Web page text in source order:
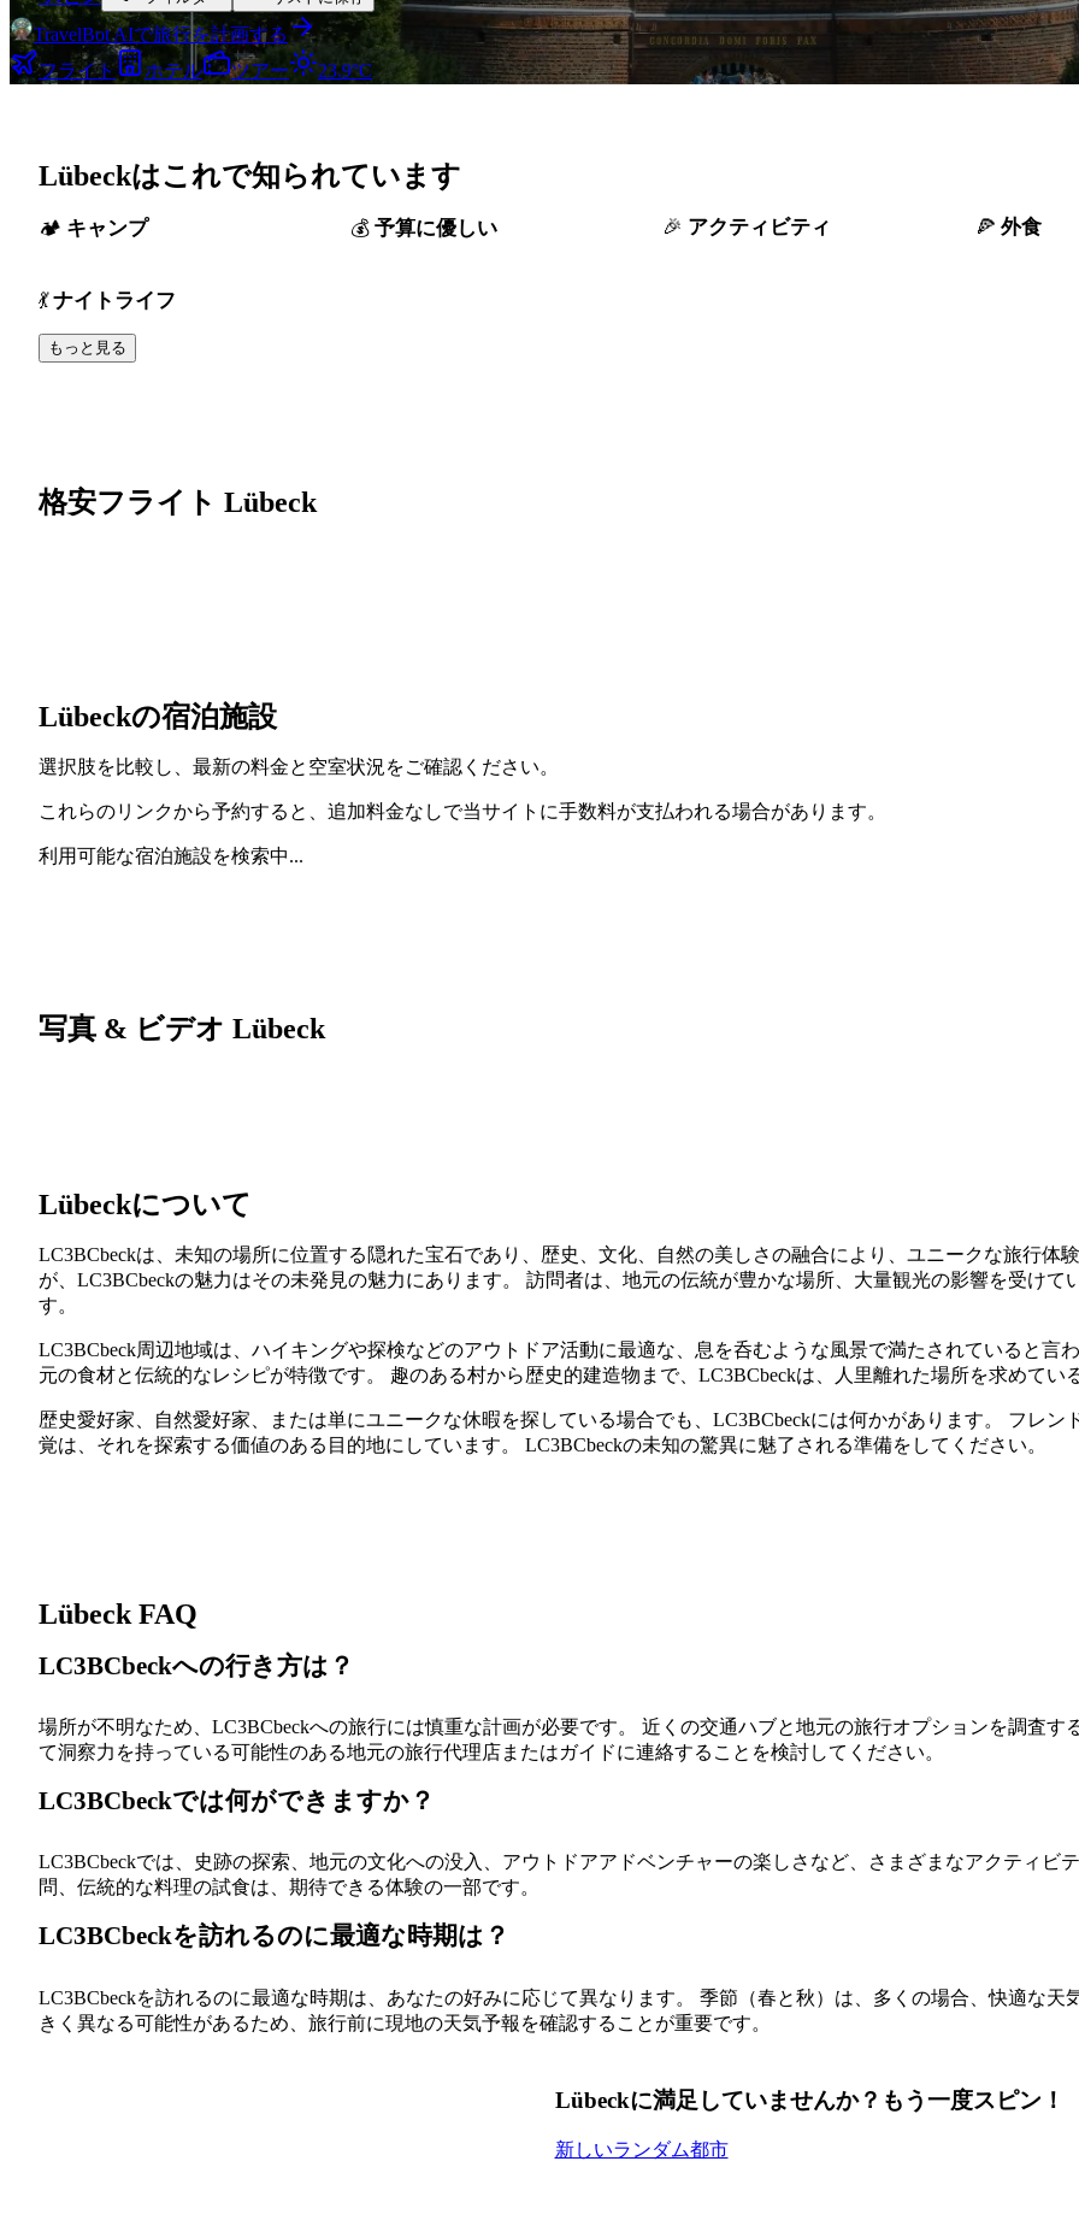
TravelBot AIで旅行を計画する
フライト
ホテル ツアー 23.9°C
Lübeckはこれで知られています
キャンプ 予算に優しい アクティビティ 外食
ナイトライフ
もっと見る
格安フライト Lübeck
Lübeckの宿泊施設
選択肢を比較し、最新の料金と空室状況をご確認ください。
これらのリンクから予約すると、追加料金なしで当サイトに手数料が支払われる場合があります。
利用可能な宿泊施設を検索中...
写真 & ビデオ Lübeck
Lübeckについて
LC3BCbeckは、未知の場所に位置する隠れた宝石であり、歴史、文化、自然の美しさの融合により、ユニークな旅行体
が、LC3BCbeckの魅力はその未発見の魅力にあります。 訪問者は、地元の伝統が豊かな場所、大量観光の影響を受け
す。
LC3BCbeck周辺地域は、ハイキングや探検などのアウトドア活動に最適な、息を呑むような風景で満たされていると言
元の食材と伝統的なレシピが特徴です。 趣のある村から歴史的建造物まで、LC3BCbeckは、人里離れた場所を求めて
歴史愛好家、自然愛好家、または単にユニークな休暇を探している場合でも、LC3BCbeckには何かがあります。 フレ
覚は、それを探索する価値のある目的地にしています。 LC3BCbeckの未知の驚異に魅了される準備をしてください。
Lübeck FAQ
LC3BCbeckへの行き方は？
場所が不明なため、LC3BCbeckへの旅行には慎重な計画が必要です。 近くの交通ハブと地元の旅行オプションを調査
て洞察力を持っている可能性のある地元の旅行代理店またはガイドに連絡することを検討してください。
LC3BCbeckでは何ができますか？
LC3BCbeckでは、史跡の探索、地元の文化への没入、アウトドアアドベンチャーの楽しさなど、さまざまなアクティビ
問、伝統的な料理の試食は、期待できる体験の一部です。
LC3BCbeckを訪れるのに最適な時期は？
LC3BCbeckを訪れるのに最適な時期は、あなたの好みに応じて異なります。 季節（春と秋）は、多くの場合、快適な
きく異なる可能性があるため、旅行前に現地の天気予報を確認することが重要です。
Lübeckに満足していませんか？もう一度スピン！
新しいランダム都市